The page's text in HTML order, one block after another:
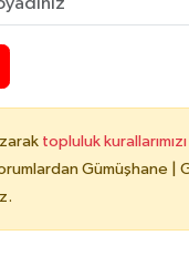
topluluk kurallarımızı
Gümüşhane